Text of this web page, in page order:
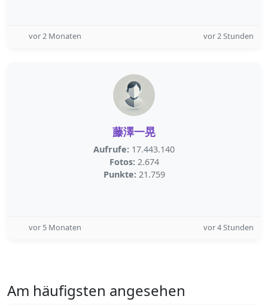
vor 2 Monaten vor 2 Stunden
藤澤一晃
Aufrufe: 17.443.140
Fotos: 2.674
Punkte: 21.759
vor 5 Monaten vor 4 Stunden
Am häufigsten angesehen